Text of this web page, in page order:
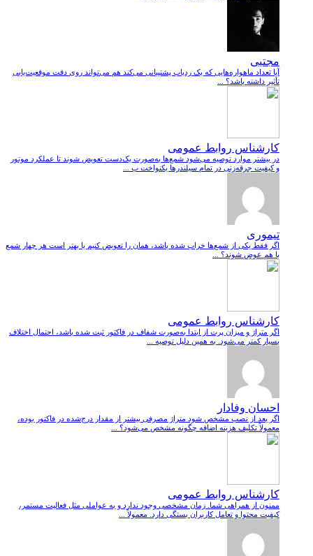
مجتبی
آیا تعداد ماهواره‌هایی که یک ردیاب پشتیبانی می‌کند هم می‌تواند روی دقت موقعیت‌یابی
تأثیر داشته باشد؟ ...
کارشناس روابط عمومی
در بیشتر موارد توصیه می‌شود شمع‌ها به‌صورت یک‌دست تعویض شوند تا عملکرد موتور
و کیفیت جرقه‌زنی در تمام سیلندرها یکنواخت ب ...
تیموری
اگر فقط یکی از شمع‌ها خراب شده باشد، همان را تعویض کنیم یا بهتر است هر چهار شمع
با هم عوض شوند؟ ...
کارشناس روابط عمومی
اگر متراژ و میزان پرت از ابتدا به‌صورت شفاف در فاکتور ثبت شده باشد، احتمال اختلاف
بسیار کمتر می‌شود. به همین دلیل توصیه ...
احسان وفادار
اگر بعد از نصب مشخص شود متراژ مصرفی بیشتر از مقدار درج‌شده در فاکتور بوده،
معمولاً تکلیف هزینه اضافه چگونه مشخص می‌شود؟ ...
کارشناس روابط عمومی
ممنون از همراهی شما. زمان مشخصی وجود ندارد و به عواملی مثل فعالیت مستمر،
کیفیت محتوا و تعامل کاربران بستگی دارد. معمولاً ...